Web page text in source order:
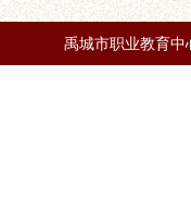
禹城市职业教育